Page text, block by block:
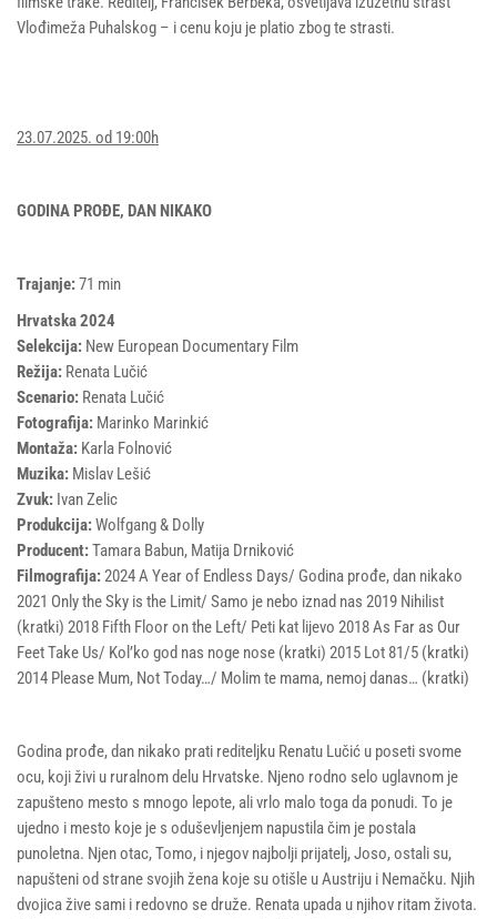
Vlođimeža Puhalskog – i cenu koju je platio zbog te strasti.
23.07.2025. od 19:00h
GODINA PROĐE, DAN NIKAKO
Trajanje:71 min
Hrvatska 2024
Selekcija: New European Documentary Film
Režija: Renata Lučić
Scenario: Renata Lučić
Fotografija: Marinko Marinkić
Montaža: Karla Folnović
Muzika: Mislav Lešić
Zvuk: Ivan Zelic
Produkcija:Wolfgang & Dolly
Producent:Tamara Babun, Matija Drniković
Filmografija:2024 A Year of Endless Days/ Godina prođe, dan nikako
2021 Only the Sky is the Limit/ Samo je nebo iznad nas 2019 Nihilist
(kratki) 2018 Fifth Floor on the Left/ Peti kat lijevo 2018 As Far as Our
Feet Take Us/ Kol’ko god nas noge nose (kratki) 2015 Lot 81/5 (kratki)
2014 Please Mum, Not Today…/ Molim te mama, nemoj danas… (kratki)
Godina prođe, dan nikako prati rediteljku Renatu Lučić u poseti svome
ocu, koji živi u ruralnom delu Hrvatske. Njeno rodno selo uglavnom je
zapušteno mesto s mnogo lepote, ali vrlo malo toga da ponudi. To je
ujedno i mesto koje je s oduševljenjem napustila čim je postala
punoletna. Njen otac, Tomo, i njegov najbolji prijatelj, Joso, ostali su,
napušteni od strane svojih žena koje su otišle u Austriju i Nemačku. Njih
dvojica žive sami i redovno se druže. Renata upada u njihov ritam života.